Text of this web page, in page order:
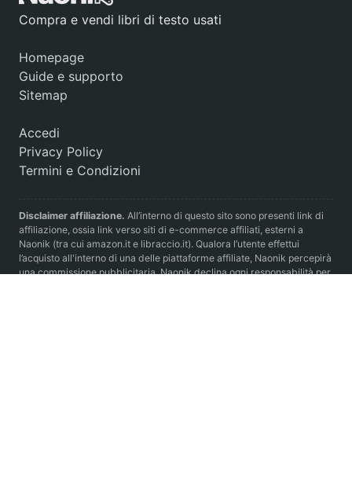
Compra e vendi libri di testo usati
Homepage
Guide e supporto
Sitemap
Accedi
Privacy Policy
Termini e Condizioni